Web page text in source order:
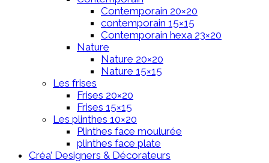
Contemporain 20×20
contemporain 15×15
Contemporain hexa 23×20
Nature
Nature 20×20
Nature 15×15
Les frises
Frises 20×20
Frises 15×15
Les plinthes 10×20
Plinthes face moulurée
plinthes face plate
Créa’ Designers & Décorateurs